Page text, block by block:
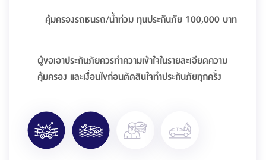
คุ้มครองรถชนรถ/น้ำท่วม ทุนประกันภัย 100,000 บาท
ผู้ขอเอาประกันภัยควรทำความเข้าใจในรายละเอียดความ
คุ้มครอง และเงื่อนไขก่อนตัดสินใจทำประกันภัยทุกครั้ง